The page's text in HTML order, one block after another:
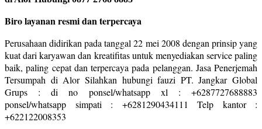
Biro layanan resmi dan terpercaya
Perusahaan didirikan pada tanggal 22 mei 2008 dengan prinsip yang
kuat dari karyawan dan kreatifitas untuk menyediakan service paling
baik, paling cepat dan terpercaya pada pelanggan. Jasa Penerjemah
Tersumpah di Alor Silahkan hubungi fauzi PT. Jangkar Global
Grups : di no ponsel/whatsapp xl : +6287727688883
ponsel/whatsapp simpati : +6281290434111 Telp kantor :
+622122008353